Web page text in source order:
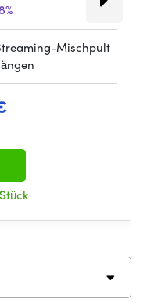
Mischpult